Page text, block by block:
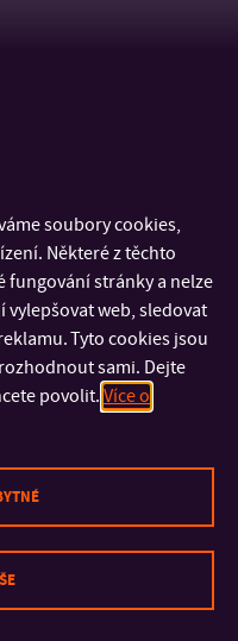
studia naleznetezde
and PDFhere.
soubory cookies,
Některé z těchto
fungování stránky a nelze
vylepšovat web, sledovat
Tyto cookies jsou
sami. Dejte
povolit. Více o